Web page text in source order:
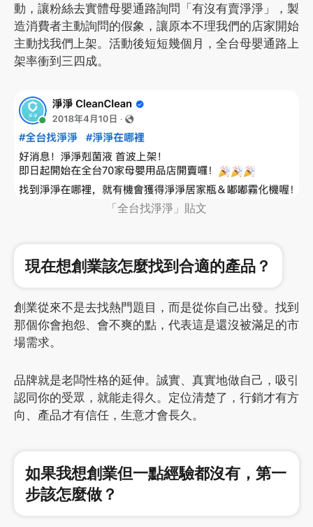
動，讓粉絲去實體母嬰通路詢問「有沒有賣淨淨」，製
造消費者主動詢問的假象，讓原本不理我們的店家開始
主動找我們上架。活動後短短幾個月，全台母嬰通路上
架率衝到三四成。
「全台找淨淨」貼文
現在想創業該怎麼找到合適的產品？
創業從來不是去找熱門題目，而是從你自己出發。找到
那個你會抱怨、會不爽的點，代表這是還沒被滿足的市
場需求。
品牌就是老闆性格的延伸。誠實、真實地做自己，吸引
認同你的受眾，就能走得久。定位清楚了，行銷才有方
向、產品才有信任，生意才會長久。
如果我想創業但一點經驗都沒有，第一
步該怎麼做？